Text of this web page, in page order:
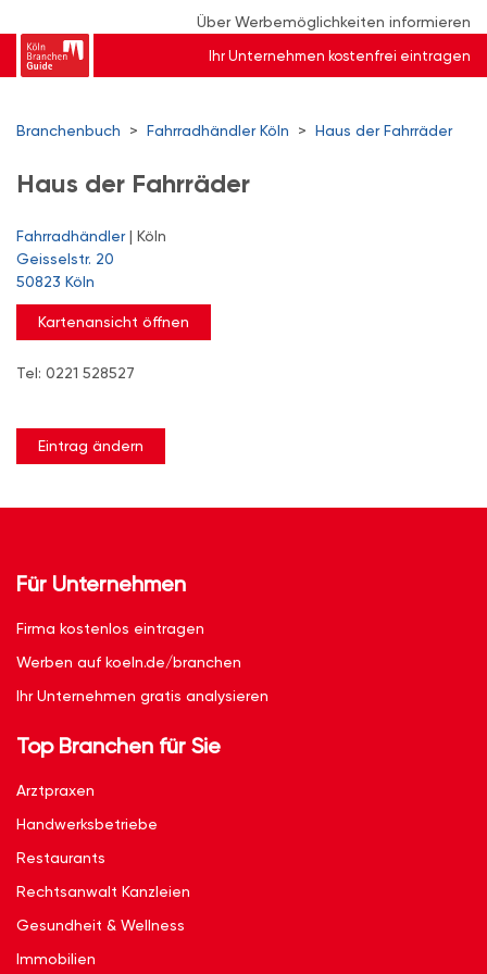
Über Werbemöglichkeiten informieren
Ihr Unternehmen kostenfrei eintragen
Branchenbuch > Fahrradhändler Köln > Haus der Fahrräder
Haus der Fahrräder
Fahrradhändler| Köln
Geisselstr. 20
50823 Köln
Kartenansicht öffnen
Tel: 0221 528527
Eintrag ändern
Für Unternehmen
Firma kostenlos eintragen
Werben auf koeln.de/branchen
Ihr Unternehmen gratis analysieren
Top Branchen für Sie
Arztpraxen
Handwerksbetriebe
Restaurants
Rechtsanwalt Kanzleien
Gesundheit & Wellness
Immobilien